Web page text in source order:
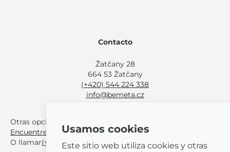
Contacto
Žatčany 28
664 53 Žatčany
(+420) 544 224 338
info@bemeta.cz
Otras opciones de compra:
Encuentre un distribuidor cerca de usted
O llamar(+420) 544 224 338.
Usamos cookies
Este sitio web utiliza cookies y otras